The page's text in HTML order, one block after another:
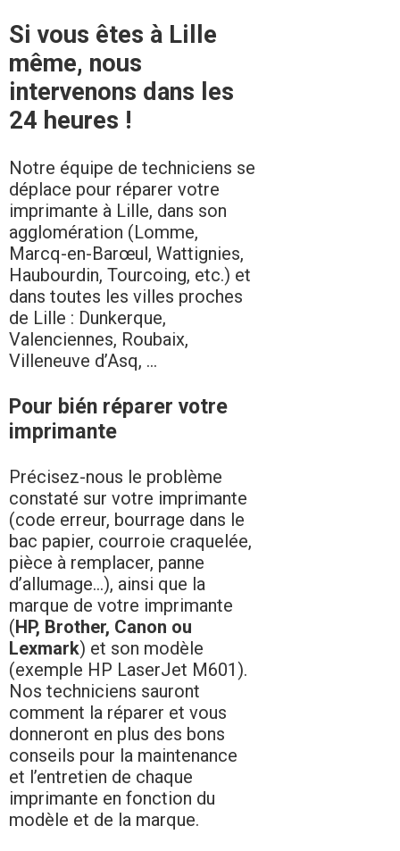
Si vous êtes à Lille
même, nous
intervenons dans les
24 heures !
Notre équipe de techniciens se
déplace pour réparer votre
imprimante à Lille, dans son
agglomération (Lomme,
Marcq-en-Barœul, Wattignies,
Haubourdin, Tourcoing, etc.) et
dans toutes les villes proches
de Lille : Dunkerque,
Valenciennes, Roubaix,
Villeneuve d’Asq, ...
Pour bién réparer votre
imprimante
Précisez-nous le problème
constaté sur votre imprimante
(code erreur, bourrage dans le
bac papier, courroie craquelée,
pièce à remplacer, panne
d’allumage…), ainsi que la
marque de votre imprimante
(HP, Brother, Canon ou
Lexmark) et son modèle
(exemple HP LaserJet M601).
Nos techniciens sauront
comment la réparer et vous
donneront en plus des bons
conseils pour la maintenance
et l’entretien de chaque
imprimante en fonction du
modèle et de la marque.